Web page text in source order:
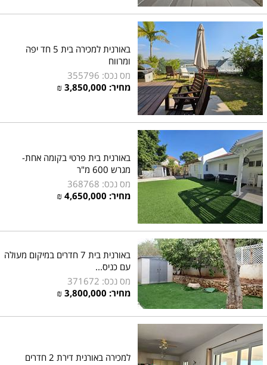
באורנית למכירה בית 5 חד יפה
ומרווח
מס נכס: 355796
מחיר: 3,850,000
₪
באורנית בית פרטי בקומה אחת-
מגרש 600 מ"ר
מס נכס: 368768
מחיר: 4,650,000
₪
באורנית בית 7 חדרים במיקום מעולה
עם כניס...
מס נכס: 371672
מחיר: 3,800,000
₪
למכירה באורנית דירת 2 חדרים